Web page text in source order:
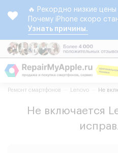
🔥 Рекордно низкие цены
Почему iPhone скоро
Узнать причины.
Ремонт смартфонов Lenovo Не
Не включается